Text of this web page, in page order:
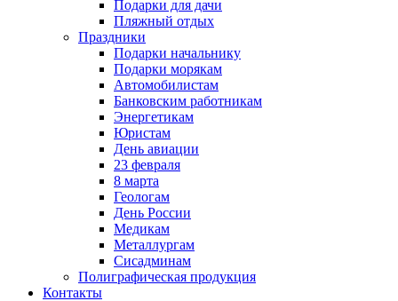
Подарки для дачи
Пляжный отдых
Праздники
Подарки начальнику
Подарки морякам
Автомобилистам
Банковским работникам
Энергетикам
Юристам
День авиации
23 февраля
8 марта
Геологам
День России
Медикам
Металлургам
Сисадминам
Полиграфическая продукция
Контакты